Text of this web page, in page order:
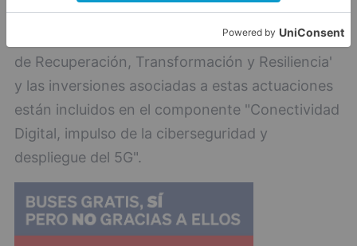
Ancha contribuye también a la transición
ecológica, otro de los ejes prioritarios del 'Plan
de Recuperación, Transformación y Resiliencia'
y las inversiones asociadas a estas actuaciones
están incluidos en el componente "Conectividad
Digital, impulso de la ciberseguridad y
despliegue del 5G".